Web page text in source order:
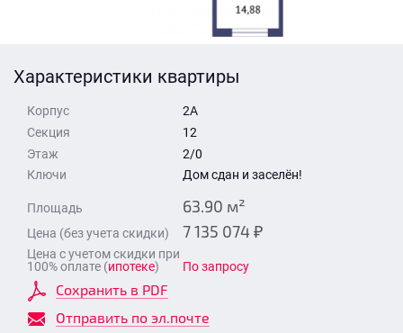
Характеристики квартиры
Корпус
2А
Секция
12
Этаж
2/0
Ключи
Дом сдан и заселён!
Площадь 63.90 м²
Цена (без учета скидки) 7 135 074 ₽
Цена с учетом скидки при
100% оплате (ипотеке) По запросу
Сохранить в PDF
Отправить по эл.почте
Отправить
Отправить